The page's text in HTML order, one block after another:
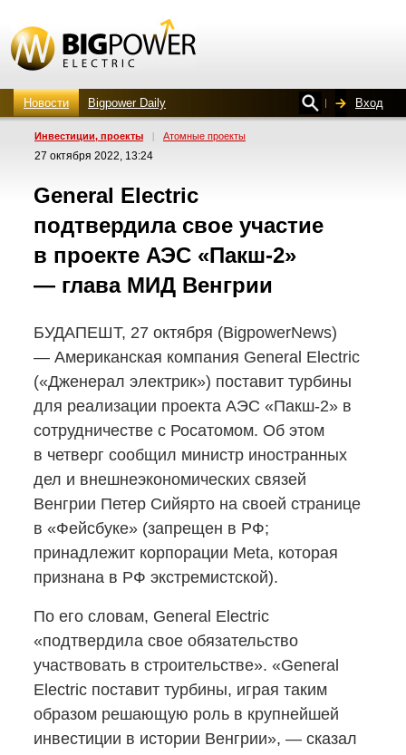
Новости Bigpower Daily Вход
Инвестиции, проекты | Атомные проекты
27 октября 2022, 13:24
General Electric
подтвердила свое участие
в проекте АЭС «Пакш-2»
— глава МИД Венгрии
БУДАПЕШТ, 27 октября (BigpowerNews)
— Американская компания General Electric
(«Дженерал электрик») поставит турбины
для реализации проекта АЭС «Пакш-2» в
сотрудничестве с Росатомом. Об этом
в четверг сообщил министр иностранных
дел и внешнеэкономических связей
Венгрии Петер Сийярто на своей странице
в «Фейсбуке» (запрещен в РФ;
принадлежит корпорации Meta, которая
признана в РФ экстремистской).
По его словам, General Electric
«подтвердила свое обязательство
участвовать в строительстве». «General
Electric поставит турбины, играя таким
образом решающую роль в крупнейшей
инвестиции в истории Венгрии», — сказал